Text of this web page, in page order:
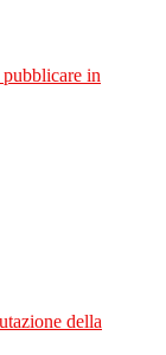
in
della